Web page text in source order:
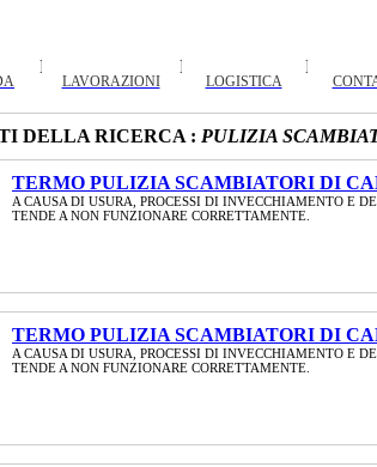
LAVORAZIONI LOGISTICA
DELLA RICERCA : PULIZIA
TERMO PULIZIA SCAMBIATORI DI
A CAUSA DI USURA, PROCESSI DI INVECCHIAMENTO E
TENDE A NON FUNZIONARE CORRETTAMENTE.
TERMO PULIZIA SCAMBIATORI DI
A CAUSA DI USURA, PROCESSI DI INVECCHIAMENTO E
TENDE A NON FUNZIONARE CORRETTAMENTE.